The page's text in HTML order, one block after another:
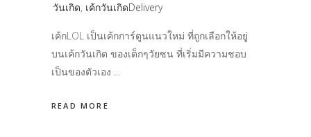
วันเกิด, เค้กวันเกิดDelivery
เค้กLOL เป็นเค้กการ์ตูนแนวใหม่ ที่ถูกเลือกให้อยู่
บนเค้กวันเกิด ของเด็กๆวัยซน ที่เริ่มมีความชอบ
เป็นของตัวเอง
READ MORE